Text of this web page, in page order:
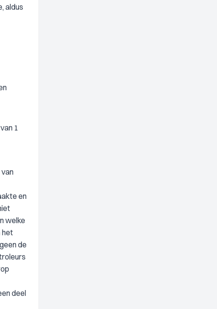
aldus
1
en
welke
het
de
deel